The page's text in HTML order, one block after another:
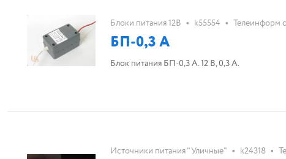
Блоки питания 12В • k55554 • Телеинформ
БП-0,3 А
Блок питания БП-0,3 А. 12 В, 0,3 А.
Источники питания "Уличные" • k24318 •